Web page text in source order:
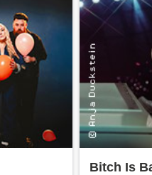
Bitch Is